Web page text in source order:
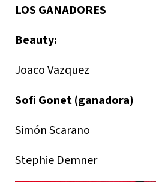
LOS GANADORES
Beauty:
Joaco Vazquez
Sofi Gonet (ganadora)
Simón Scarano
Stephie Demner